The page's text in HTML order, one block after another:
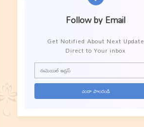
Follow by Email
Get Notified About Next Update
Direct to Your inbox